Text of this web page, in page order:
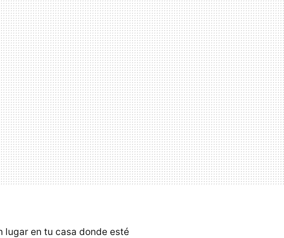
lugar en tu casa donde esté